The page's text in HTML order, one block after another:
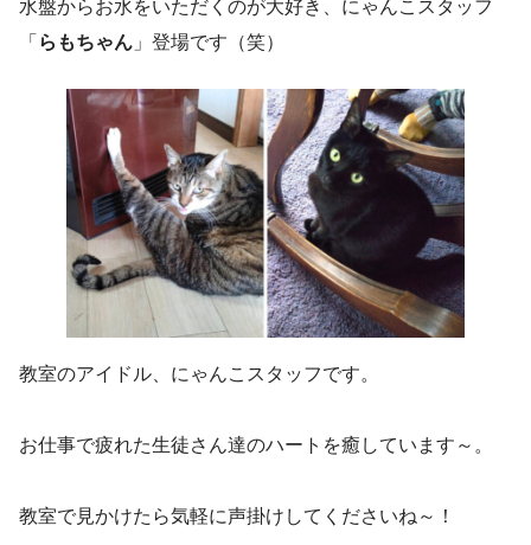
水盤からお水をいただくのが大好き、にゃんこスタッフ
「 らもちゃん 」登場です（笑）
教室のアイドル、にゃんこスタッフです。
お仕事で疲れた生徒さん達のハートを癒しています～。
教室で見かけたら気軽に声掛けしてくださいね～！